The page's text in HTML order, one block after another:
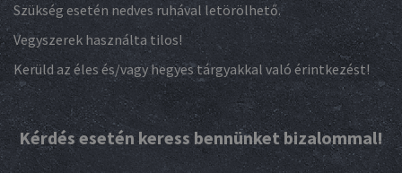
Szükség esetén nedves ruhával letörölhető.
Vegyszerek használta tilos!
Kerüld az éles és/vagy hegyes tárgyakkal való érintkezést!
Kérdés esetén keress bennünket bizalommal!